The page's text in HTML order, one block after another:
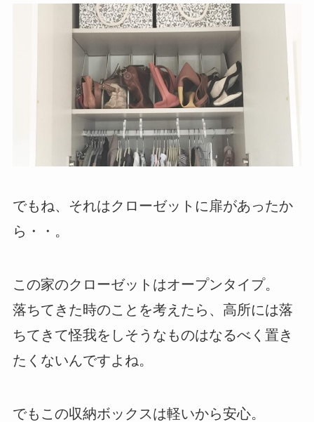
でもね、それはクローゼットに扉があったか
ら・・。
この家のクローゼットはオープンタイプ。
落ちてきた時のことを考えたら、高所には落
ちてきて怪我をしそうなものはなるべく置き
たくないんですよね。
でもこの収納ボックスは軽いから安心。